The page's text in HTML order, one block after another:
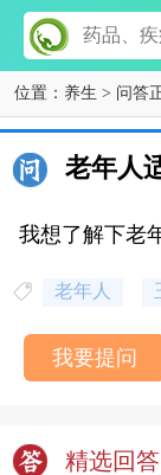
位置： 养生 > 问答
老年人
我想了解下老
老年人
我要提问
精选回答